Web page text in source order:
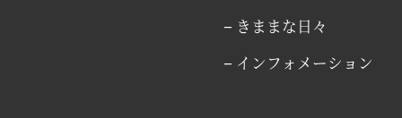
− きままな日々
− インフォメーション